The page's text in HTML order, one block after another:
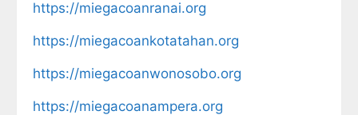
https://miegacoanranai.org
https://miegacoankotatahan.org
https://miegacoanwonosobo.org
https://miegacoanampera.org